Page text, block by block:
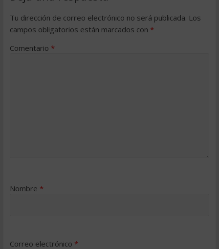
Tu dirección de correo electrónico no será publicada. Los
campos obligatorios están marcados con *
Comentario *
Nombre *
Correo electrónico *